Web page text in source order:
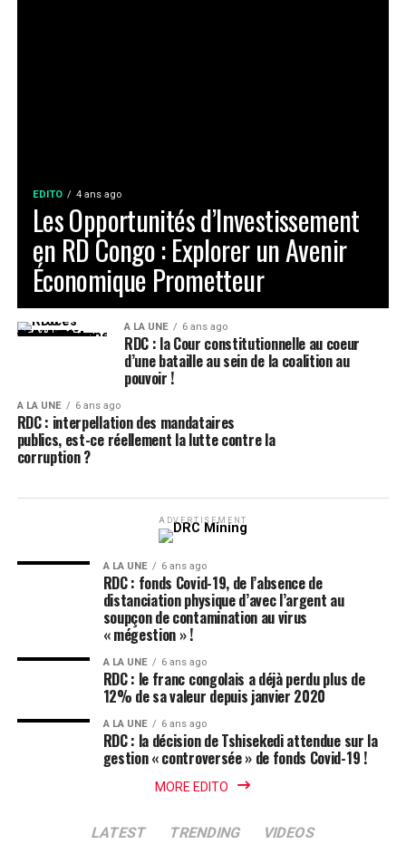
EDITO 4 ans ago
Les Opportunités d’Investissement
en RD Congo : Explorer un Avenir
Économique Prometteur
A LA UNE 6 ans ago
RDC : la Cour constitutionnelle au coeur
d’une bataille au sein de la coalition au
pouvoir !
A LA UNE 6 ans ago
RDC : interpellation des mandataires
publics, est-ce réellement la lutte contre la
corruption ?
ADVERTISEMENT
A LA UNE 6 ans ago
RDC : fonds Covid-19, de l’absence de
distanciation physique d’avec l’argent au
soupçon de contamination au virus
« mégestion » !
A LA UNE 6 ans ago
RDC : le franc congolais a déjà perdu plus de
12% de sa valeur depuis janvier 2020
A LA UNE 6 ans ago
RDC : la décision de Tshisekedi attendue sur la
gestion « controversée » de fonds Covid-19 !
MORE EDITO
LATEST TRENDING VIDEOS